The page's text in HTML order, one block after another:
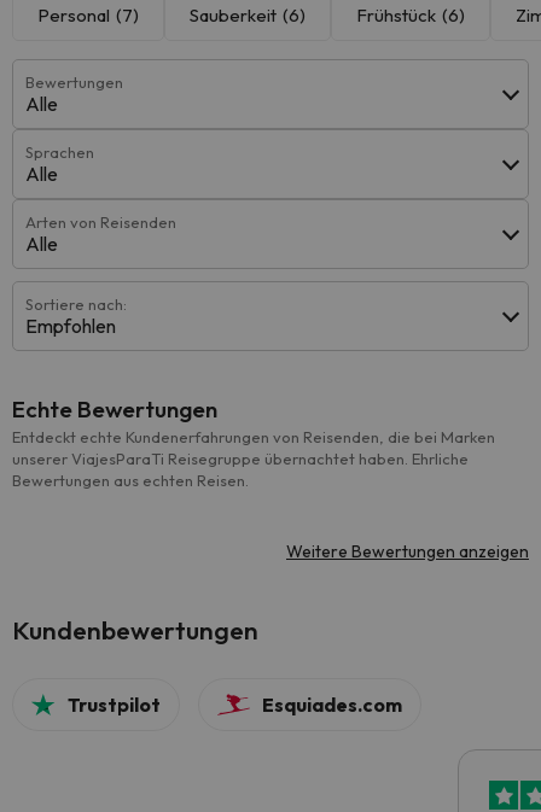
Personal (7) Sauberkeit (6) Frühstück (6)
Bewertungen
Alle
Sprachen
Alle
Arten von Reisenden
Alle
Sortiere nach:
Empfohlen
Echte Bewertungen
Entdeckt echte Kundenerfahrungen von Reisenden, die bei Marken
unserer ViajesParaTi Reisegruppe übernachtet haben. Ehrliche
Bewertungen aus echten Reisen.
Weitere Bewertungen anzeigen
Kundenbewertungen
Trustpilot Esquiades.com